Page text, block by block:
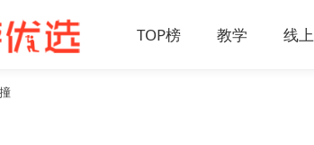
TOP榜 教学 线上